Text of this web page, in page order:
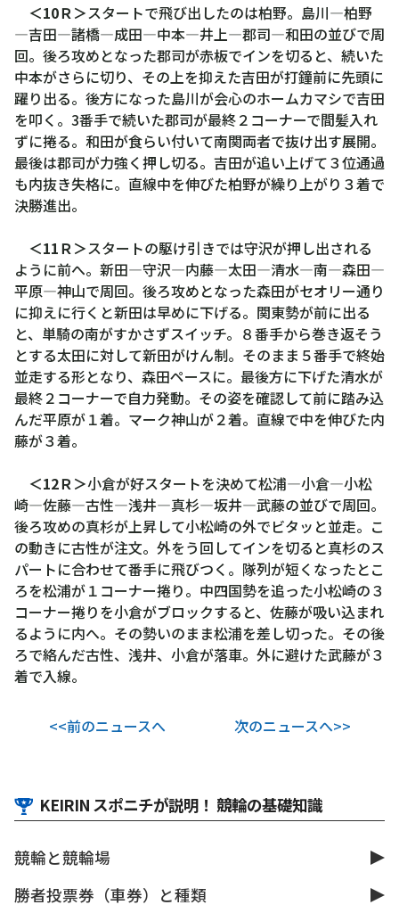
＜10Ｒ＞スタートで飛び出したのは柏野。島川―柏野
―吉田―諸橋―成田―中本―井上―郡司―和田の並びで周
回。後ろ攻めとなった郡司が赤板でインを切ると、続いた
中本がさらに切り、その上を抑えた吉田が打鐘前に先頭に
躍り出る。後方になった島川が会心のホームカマシで吉田
を叩く。3番手で続いた郡司が最終２コーナーで間髪入れ
ずに捲る。和田が食らい付いて南関両者で抜け出す展開。
最後は郡司が力強く押し切る。吉田が追い上げて３位通過
も内抜き失格に。直線中を伸びた柏野が繰り上がり３着で
決勝進出。
＜11Ｒ＞スタートの駆け引きでは守沢が押し出される
ように前へ。新田―守沢―内藤―太田―清水―南―森田―
平原―神山で周回。後ろ攻めとなった森田がセオリー通り
に抑えに行くと新田は早めに下げる。関東勢が前に出る
と、単騎の南がすかさずスイッチ。８番手から巻き返そう
とする太田に対して新田がけん制。そのまま５番手で終始
並走する形となり、森田ペースに。最後方に下げた清水が
最終２コーナーで自力発動。その姿を確認して前に踏み込
んだ平原が１着。マーク神山が２着。直線で中を伸びた内
藤が３着。
＜12Ｒ＞小倉が好スタートを決めて松浦―小倉―小松
崎―佐藤―古性―浅井―真杉―坂井―武藤の並びで周回。
後ろ攻めの真杉が上昇して小松崎の外でビタッと並走。こ
の動きに古性が注文。外をう回してインを切ると真杉のス
パートに合わせて番手に飛びつく。隊列が短くなったとこ
ろを松浦が１コーナー捲り。中四国勢を追った小松崎の３
コーナー捲りを小倉がブロックすると、佐藤が吸い込まれ
るように内へ。その勢いのまま松浦を差し切った。その後
ろで絡んだ古性、浅井、小倉が落車。外に避けた武藤が３
着で入線。
<<前のニュースへ 次のニュースへ>>
KEIRIN スポニチが説明！ 競輪の基礎知識
競輪と競輪場
勝者投票券（車券）と種類